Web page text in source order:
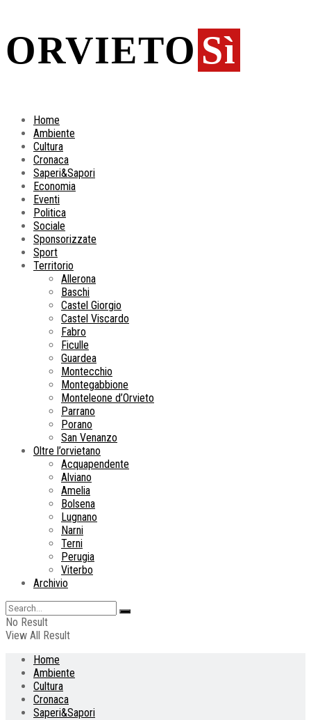
ORVIETO Sì
Home
Ambiente
Cultura
Cronaca
Saperi&Sapori
Economia
Eventi
Politica
Sociale
Sponsorizzate
Sport
Territorio
Allerona
Baschi
Castel Giorgio
Castel Viscardo
Fabro
Ficulle
Guardea
Montecchio
Montegabbione
Monteleone d’Orvieto
Parrano
Porano
San Venanzo
Oltre l’orvietano
Acquapendente
Alviano
Amelia
Bolsena
Lugnano
Narni
Terni
Perugia
Viterbo
Archivio
No Result
View All Result
Home
Ambiente
Cultura
Cronaca
Saperi&Sapori